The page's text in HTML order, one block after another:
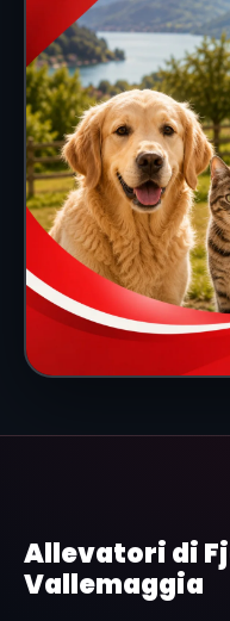
Allevatori di
Vallemaggia